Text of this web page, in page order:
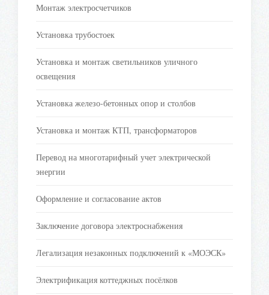
Монтаж электросчетчиков
Установка трубостоек
Установка и монтаж светильников уличного
освещения
Установка железо-бетонных опор и столбов
Установка и монтаж КТП, трансформаторов
Перевод на многотарифный учет электрической
энергии
Оформление и согласование актов
Заключение договора электроснабжения
Легализация незаконных подключений к «МОЭСК»
Электрификация коттеджных посёлков